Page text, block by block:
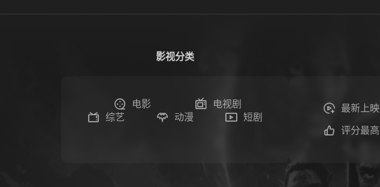
影视分类
电影
电视剧
综艺
动漫 短剧
最新上映
评分最高